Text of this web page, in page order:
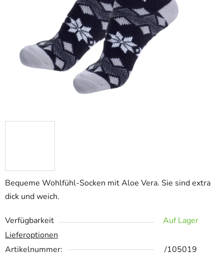
Bequeme Wohlfühl-Socken mit Aloe Vera. Sie sind extra
dick und weich.
Verfügbarkeit
Auf Lager
Lieferoptionen
Artikelnummer:
/105019